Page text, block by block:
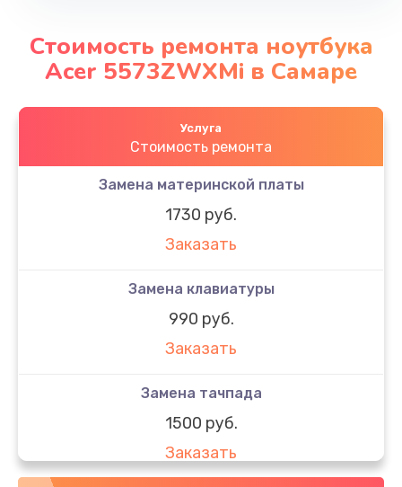
Стоимость ремонта ноутбука
Acer 5573ZWXMi в Самаре
Услуга
Стоимость ремонта
Замена материнской платы
1730 руб.
Заказать
Замена клавиатуры
990 руб.
Заказать
Замена тачпада
1500 руб.
Заказать